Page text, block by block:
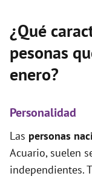
¿Qué
pesonas
enero?
Personalidad
Las personas
Acuario, suelen
independientes.